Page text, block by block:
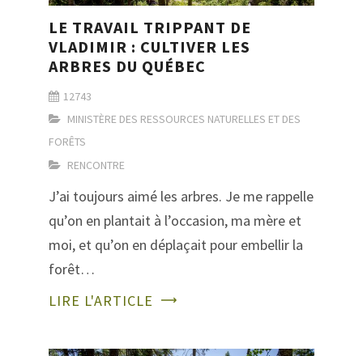
LE TRAVAIL TRIPPANT DE
VLADIMIR : CULTIVER LES
ARBRES DU QUÉBEC
12743
MINISTÈRE DES RESSOURCES NATURELLES ET DES
FORÊTS
RENCONTRE
J’ai toujours aimé les arbres. Je me rappelle
qu’on en plantait à l’occasion, ma mère et
moi, et qu’on en déplaçait pour embellir la
forêt…
LIRE L'ARTICLE